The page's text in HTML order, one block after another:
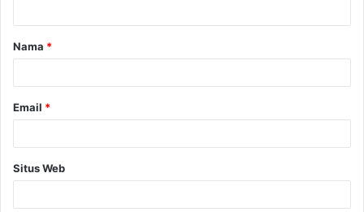
a
r
Nama *
Email *
Situs Web